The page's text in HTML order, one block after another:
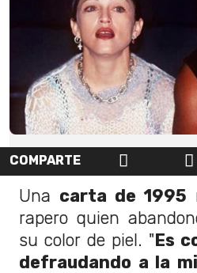
COMPARTE
Una carta de 1995
rapero quien
su color de piel. "Es
defraudando a la